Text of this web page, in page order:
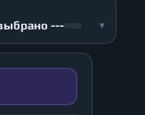
--- ▾